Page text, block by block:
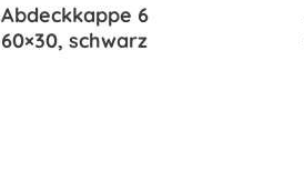
Abdeckkappe 6
60×30, schwarz